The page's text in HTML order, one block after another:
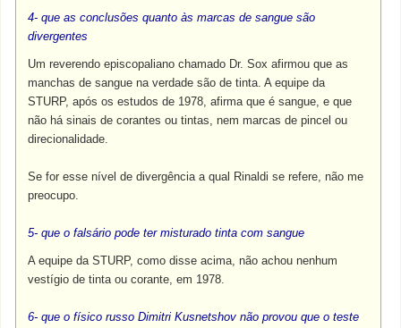
4- que as conclusões quanto às marcas de sangue são
divergentes
Um reverendo episcopaliano chamado Dr. Sox afirmou que as
manchas de sangue na verdade são de tinta. A equipe da
STURP, após os estudos de 1978, afirma que é sangue, e que
não há sinais de corantes ou tintas, nem marcas de pincel ou
direcionalidade.
Se for esse nível de divergência a qual Rinaldi se refere, não me
preocupo.
5- que o falsário pode ter misturado tinta com sangue
A equipe da STURP, como disse acima, não achou nenhum
vestígio de tinta ou corante, em 1978.
6- que o físico russo Dimitri Kusnetshov não provou que o teste